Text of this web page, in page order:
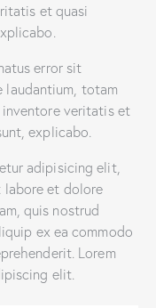
et quasi
error sit
laudantium, totam
inventore veritatis et
explicabo.
adipisicing elit,
labore et dolore
quis nostrud
ex ea commodo
Lorem
elit.